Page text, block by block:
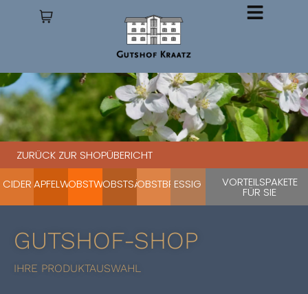
ZURÜCK ZUR SHOPÜBERICHT
CIDER APFELWEINEOBSTWEINEOBSTSÄFTEOBSTBRÄNDE
ESSIG VORTEILSPAKETE
FÜR SIE
GUTSHOF-SHOP
IHRE PRODUKTAUSWAHL